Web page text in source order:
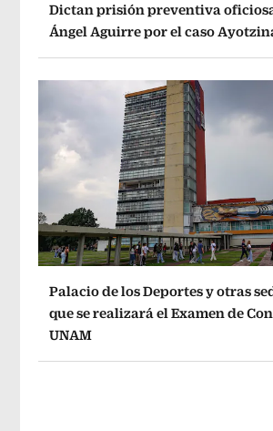
Dictan prisión preventiva
Ángel Aguirre por el caso
Palacio de los Deportes y otras
que se realizará el Examen de
UNAM